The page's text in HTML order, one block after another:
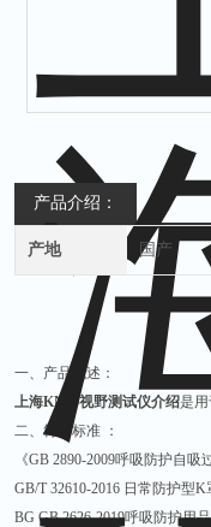
产品介绍：
产地 国产
一、产品概述：
上海KN95视野测试仪介绍是
二、符合标准 ：
《GB 2890-2009呼吸防护自
GB/T 32610-2016 日常防护型
BG GB 2626-2019呼吸防护用品